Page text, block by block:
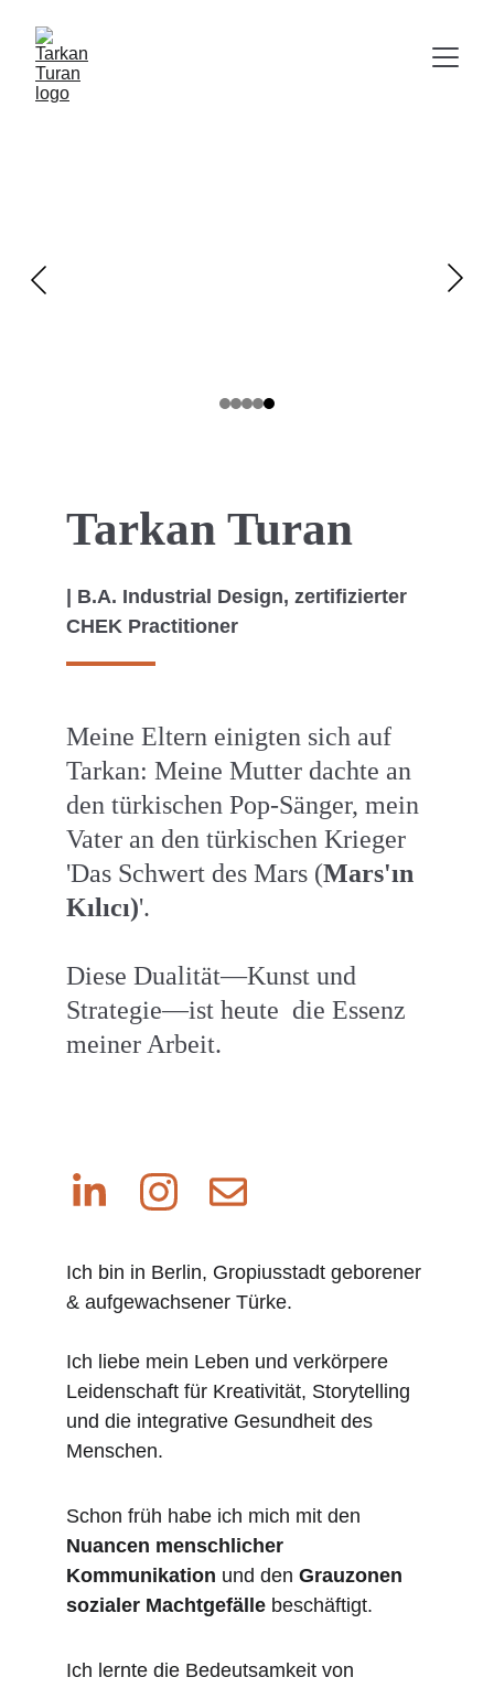
Tarkan Turan
Ich bin in Berlin, Gropiusstadt geborener
& aufgewachsener Türke.
Ich liebe mein Leben und verkörpere
Leidenschaft für Kreativität, Storytelling
und die integrative Gesundheit des
Menschen.
Schon früh habe ich mich mit den
Nuancen menschlicher
Kommunikation und den Grauzonen
sozialer Machtgefälle beschäftigt.
Ich lernte die Bedeutsamkeit von
Meine Eltern einigten sich auf
Tarkan: Meine Mutter dachte an
den türkischen Pop-Sänger, mein
Vater an den türkischen Krieger
'Das Schwert des Mars (Mars'ın
Kılıcı)'.
Diese Dualität—Kunst und
Strategie—ist heute  die Essenz
meiner Arbeit.
| B.A. Industrial Design, zertifizierter
CHEK Practitioner